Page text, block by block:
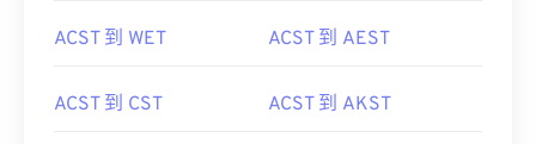
ACST 到 WET ACST 到 AEST
ACST 到 CST ACST 到 AKST